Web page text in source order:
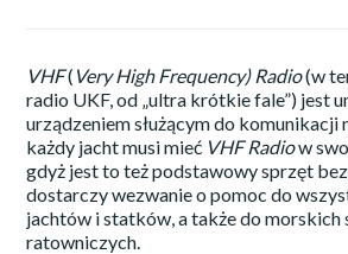
VHF( Very High Frequency) Radio(w
radio UKF, od „ultra krótkie fale”) jest
urządzeniem służącym do komunikacji
każdy jacht musi mieć VHF Radiow
gdyż jest to też podstawowy sprzęt
dostarczy wezwanie o pomoc do
jachtów i statków, a także do morskich
ratowniczych.